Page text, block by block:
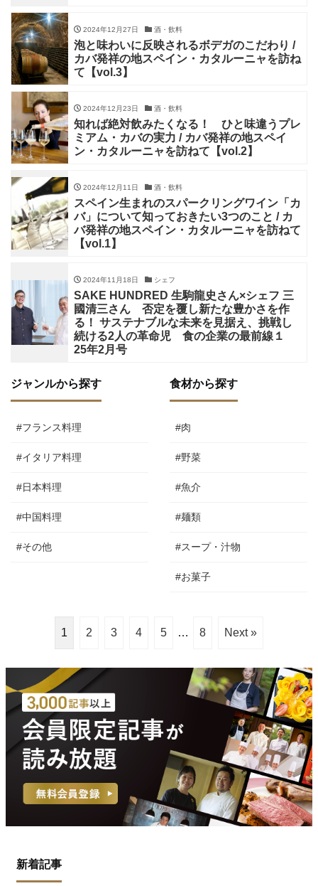
2024年12月27日 酒・飲料
泡と味わいに反映されるボデガのこだわり /
カバ発祥の地スペイン・カタルーニャを訪ね
て【vol.3】
2024年12月23日 酒・飲料
知れば絶対飲みたくなる！ ひと味違うプレ
ミアム・カバの実力 / カバ発祥の地スペイ
ン・カタルーニャを訪ねて【vol.2】
2024年12月11日 酒・飲料
スペイン生まれのスパークリングワイン「カ
バ」について知っておきたい3つのこと / カ
バ発祥の地スペイン・カタルーニャを訪ねて
【vol.1】
2024年11月18日 シェフ
SAKE HUNDRED 生駒龍史さん×シェフ 三
國清三さん 否定を覆し新たな豊かさを作
る！ サステナブルな未来を見据え、挑戦し
続ける2人の革命児 食の企業の最前線１
25年2月号
ジャンルから探す
#フランス料理
#イタリア料理
#日本料理
#中国料理
#その他
食材から探す
#肉
#野菜
#魚介
#麺類
#スープ・汁物
#お菓子
1 2 3 4 5 … 8 Next »
新着記事